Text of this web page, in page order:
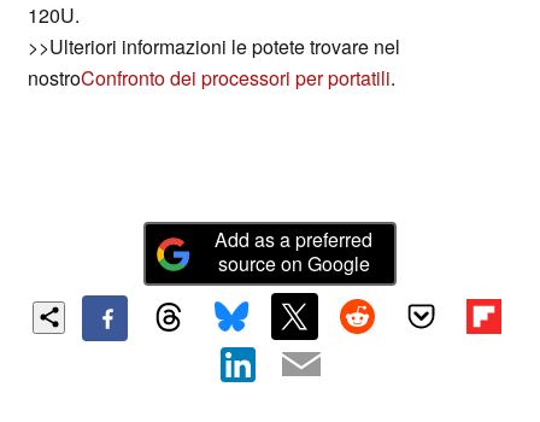
120U.
>>Ulteriori informazioni le potete trovare nel
nostroConfronto dei processori per portatili.
Add as a preferred
source on Google